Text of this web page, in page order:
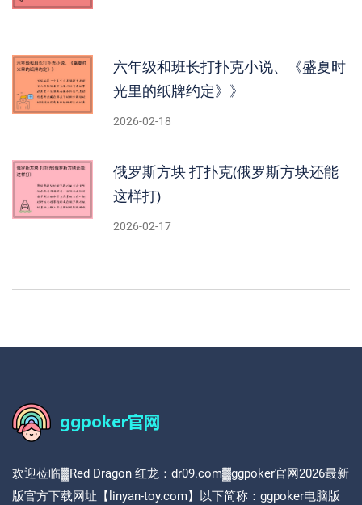
六年级和班长打扑克小说、《盛夏时
光里的纸牌约定》》
2026-02-18
俄罗斯方块 打扑克(俄罗斯方块还能
这样打)
2026-02-17
欢迎莅临▓Red Dragon 红龙：dr09.com▓ggpoker官网2026最新
版官方下载网址【linyan-toy.com】以下简称：ggpoker电脑版